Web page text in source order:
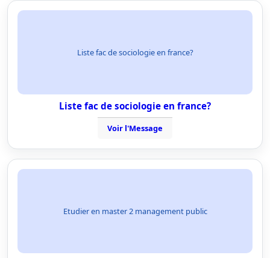
Liste fac de sociologie en france?
Liste fac de sociologie en france?
Voir l'Message
Etudier en master 2 management public